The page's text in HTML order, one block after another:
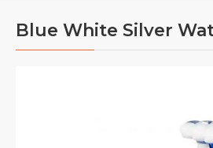
Blue White Silver